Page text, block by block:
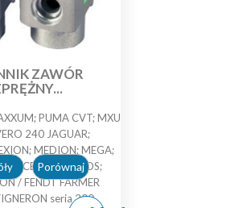
ZAWÓR
PUMA CVT; MXU
240 JAGUAR;
MEDION; MEGA;
CERES; CERGOS;
/ FENDT FARMER
seria 200
Porównaj